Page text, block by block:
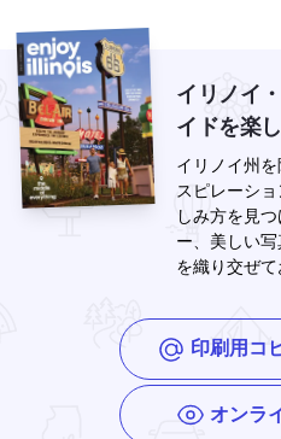
イリノイ
イドを楽
イリノイ州
スピレーシ
しみ方を見
ー、美しい
を織り交ぜて
印刷用コ
オンラ